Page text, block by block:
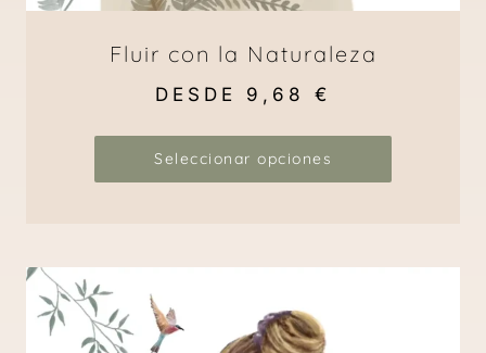
Fluir con la Naturaleza
DESDE 9,68 €
Seleccionar opciones